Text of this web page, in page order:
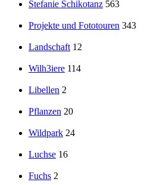
Stefanie Schikotanz 563
Projekte und Fototouren 343
Landschaft 12
Wilh3iere 114
Libellen 2
Pflanzen 20
Wildpark 24
Luchse 16
Fuchs 2